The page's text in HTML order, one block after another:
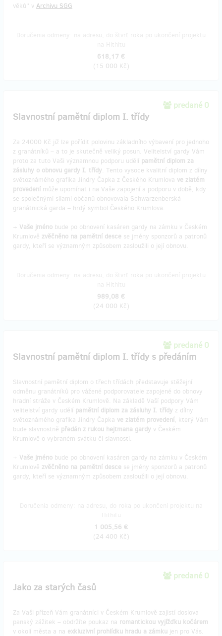
věků“ v Archivu SGG
618,17 €
(15 000 Kč)
predané 0
Slavnostní pamětní diplom I. třídy
Za 24000 Kč již lze pořídit polovinu základního výbavení pro jednoho
z granátníků – a to je skutečně veliký posun. Velitelství gardy Vám
proto za tuto Vaši významnou podporu udělí pamětní diplom za
zásluhy o obnovu gardy I. třídy. Tento vysoce kvalitní diplom z dílny
světoznámého grafika Jindry Čapka z Českého Krumlova ve zlatém
provedení může upomínat i na Vaše zapojení a podporu v době, kdy
se společnými silami občanů obnovovala Schwarzenberská
granátnická garda – hrdý symbol Českého Krumlova.
+ Vaše jméno bude po obnovení kasáren gardy na zámku v Českém
Krumlově zvěčněno na pamětní desce se jmény sponzorů a patronů
gardy, kteří se významným způsobem zasloužili o její obnovu.
989,08 €
(24 000 Kč)
predané 0
Slavnostní pamětní diplom I. třídy s předáním
Slavnostní pamětní diplom o třech třídách představuje stěžejní
odměnu granátníků pro vážené podporovatele zapojené do obnovy
hradní stráže v Českém Krumlově. Na základě Vaší podpory Vám
velitelství gardy udělí pamětní diplom za zásluhy I. třídy z dílny
světoznámého grafika Jindry Čapka ve zlatém provedení, který Vám
bude slavnostně předán z rukou hejtmana gardy v Českém
Krumlově o vybraném svátku či slavnosti.
+ Vaše jméno bude po obnovení kasáren gardy na zámku v Českém
Krumlově zvěčněno na pamětní desce se jmény sponzorů a patronů
gardy, kteří se významným způsobem zasloužili o její obnovu.
1 005,56 €
(24 400 Kč)
predané 0
Jako za starých časů
Za Vaši přízeň Vám granátníci v Českém Krumlově zajistí doslova
panský zážitek – obdržíte poukaz na romantickou vyjížďku kočárem
v okolí města a na exkluzivní prohlídku hradu a zámku jen pro Vás.